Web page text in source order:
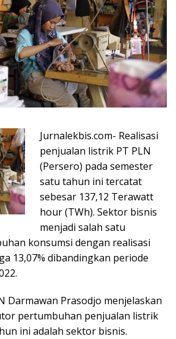
Jurnalekbis.com- Realisasi
penjualan listrik PT PLN
(Persero) pada semester
satu tahun ini tercatat
sebesar 137,12 Terawatt
hour (TWh). Sektor bisnis
menjadi salah satu
konsumsi dengan realisasi
13,07% dibandingkan periode
Darmawan Prasodjo menjelaskan
pertumbuhan penjualan listrik
ini adalah sektor bisnis.